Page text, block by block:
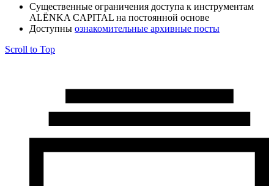
Cущественные ограничения доступа к инструментам
ALЁNKA CAPITAL на постоянной основе
Доступны ознакомительные архивные посты
Scroll to Top